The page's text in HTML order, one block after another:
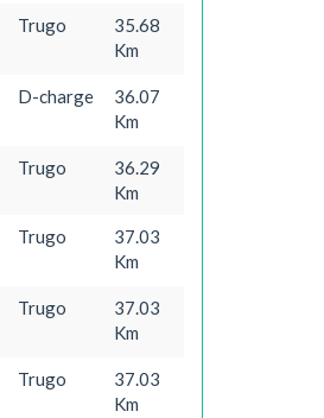
Trugo
35.68
Km
D-charge
36.07
Km
Trugo
36.29
Km
Trugo
37.03
Km
Trugo
37.03
Km
Trugo
37.03
Km